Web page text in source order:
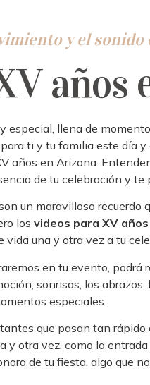
y el sonido
años
especial, llena de
ti y tu familia este día y
años en Arizona E
de tu celebración y te
un maravilloso recuerdo
los videos para XV
vida una y otra vez a tu
en tu evento, podrá
sonrisas, los
especiales.
que pasan tan rápido
otra vez, como la
de tu fiesta, algo que